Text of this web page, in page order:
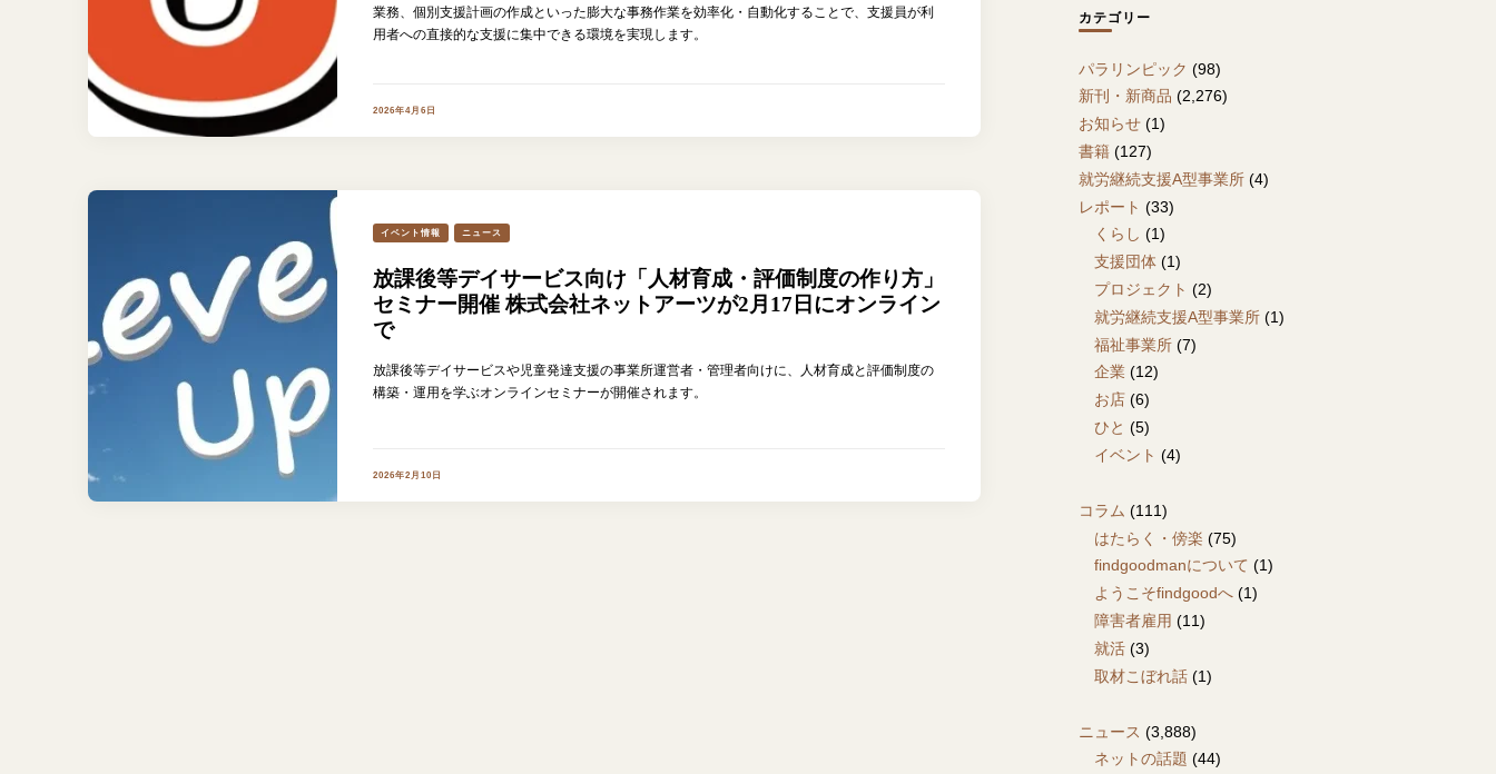
業務、個別支援計画の作成といった膨大な事務作業を効率化・自動化することで、支援員が利
用者への直接的な支援に集中できる環境を実現します。
2026年4月6日
イベント情報 ニュース
放課後等デイサービス向け「人材育成・評価制度の作り方」
セミナー開催 株式会社ネットアーツが2月17日にオンライン
で
放課後等デイサービスや児童発達支援の事業所運営者・管理者向けに、人材育成と評価制度の
構築・運用を学ぶオンラインセミナーが開催されます。
2026年2月10日
カテゴリー
パラリンピック (98)
新刊・新商品 (2,276)
お知らせ(1)
書籍(127)
就労継続支援A型事業所(4)
レポート (33)
くらし (1)
支援団体(1)
プロジェクト (2)
就労継続支援A型事業所(1)
福祉事業所(7)
企業(12)
お店(6)
ひと (5)
イベント (4)
コラム (111)
はたらく・傍楽 (75)
findgoodmanについて (1)
ようこそfindgoodへ(1)
障害者雇用 (11)
就活(3)
取材こぼれ話(1)
ニュース (3,888)
ネットの話題 (44)